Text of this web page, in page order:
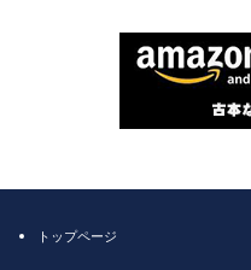
トップページ